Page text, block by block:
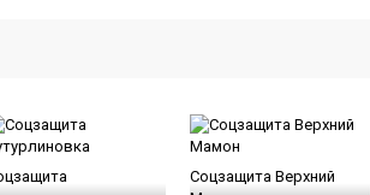
Соцзащита Верхний